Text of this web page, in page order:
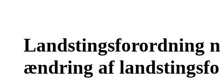
Landstingsforordning
ændring af